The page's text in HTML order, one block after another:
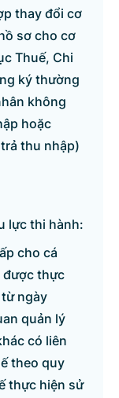
thay đổi cơ
sơ cho cơ
Thuế, Chi
ký thường
không
hoặc
thu nhập)
lực thi hành:
cho cá
được thực
ngày
quản lý
có liên
theo quy
thực hiện sử